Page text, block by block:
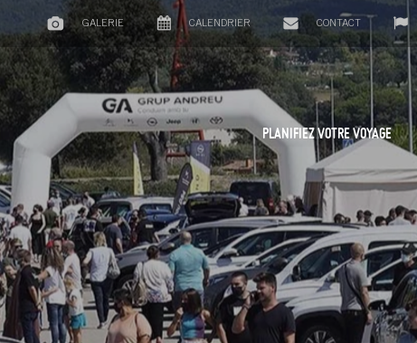
GALERIE CALENDRIER CONTACT
PLANIFIEZ VOTRE VOYAGE